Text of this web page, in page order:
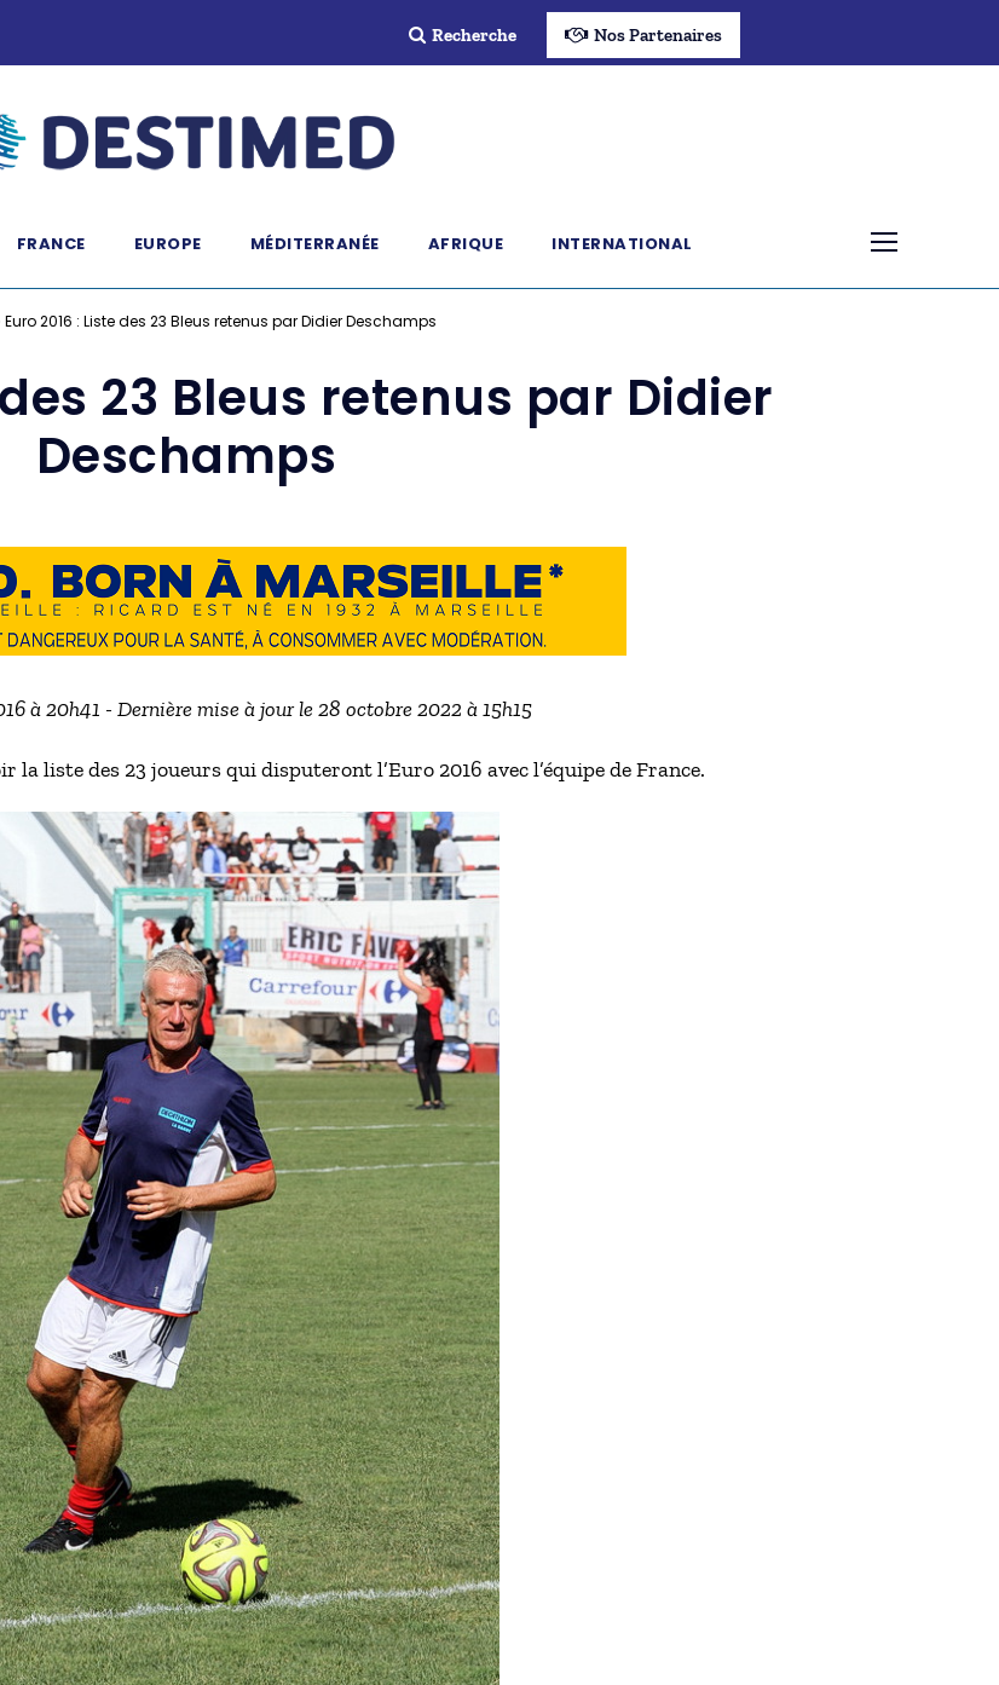
Recherche Nos Partenaires
FRANCE EUROPE MÉDITERRANÉE AFRIQUE INTERNATIONAL
Euro 2016 : Liste des 23 Bleus retenus par Didier Deschamps
23 Bleus retenus par Didier
Deschamps
à 20h41 - Dernière mise à jour le 28 octobre 2022 à 15h15
la liste des 23 joueurs qui disputeront l’Euro 2016 avec l’équipe de France.